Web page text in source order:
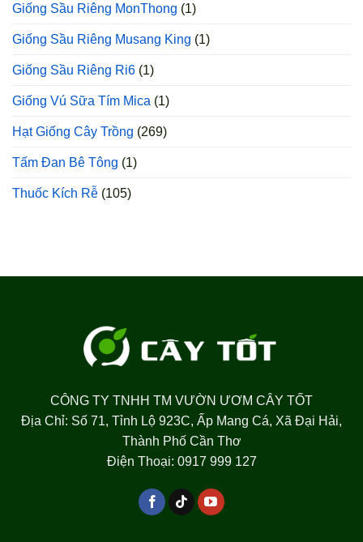
Giống Sầu Riêng MonThong (1)
Giống Sầu Riêng Musang King (1)
Giống Sầu Riêng Ri6 (1)
Giống Vú Sữa Tím Mica (1)
Hạt Giống Cây Trồng (269)
Tấm Đan Bê Tông (1)
Thuốc Kích Rễ (105)
CÔNG TY TNHH TM VƯỜN ƯƠM CÂY TỐT
Địa Chỉ: Số 71, Tỉnh Lộ 923C, Ấp Mang Cá, Xã Đại Hải,
Thành Phố Cần Thơ
Điện Thoại: 0917 999 127